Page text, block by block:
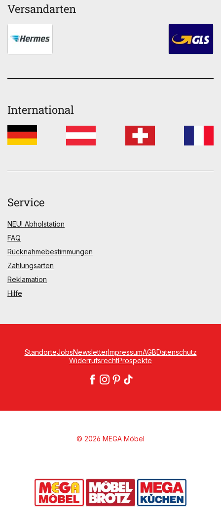
Versandarten
International
Service
NEU! Abholstation
FAQ
Rücknahmebestimmungen
Zahlungsarten
Reklamation
Hilfe
StandorteJobsNewsletterImpressumAGBDatenschutz
WiderrufsrechtProspekte
© 2026 MEGA Möbel